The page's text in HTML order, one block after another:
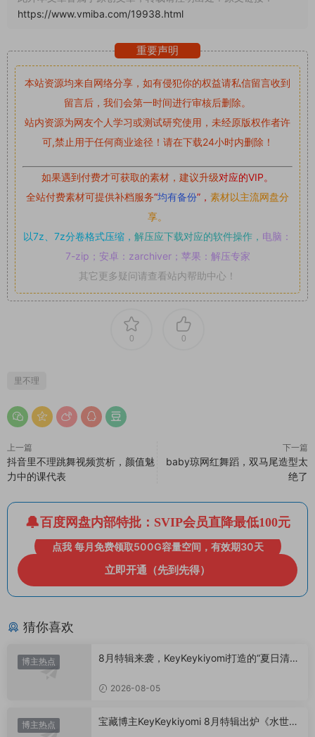
https://www.vmiba.com/19938.html
重要声明
本站资源均来自网络分享，如有侵犯你的权益请私信留言收到
留言后，我们会第一时间进行审核后删除。
站内资源为网友个人学习或测试研究使用，未经原版权作者许
可,禁止用于任何商业途径！请在下载24小时内删除！
如果遇到付费才可获取的素材，建议升级对应的VIP。
全站付费素材可提供补档服务“均有备份”， 素材以主流网盘分
享。
以7z、7z分卷格式压缩， 解压应下载对应的软件操作， 电脑：
7-zip；安卓：zarchiver；苹果：解压专家
其它更多疑问请查看站内帮助中心！
0 0
里不理
上一篇
抖音里不理跳舞视频赏析，颜值魅
力中的课代表
下一篇
baby琼网红舞蹈，双马尾造型太
绝了
百度网盘内部特批：SVIP会员直降最低100元
点我 每月免费领取500G容量空间，有效期30天
立即开通（先到先得）
猜你喜欢
博主热点
8月特辑来袭，KeyKeykiyomi打造的“夏日清凉
2026-08-05
博主热点
宝藏博主KeyKeykiyomi 8月特辑出炉《水世界